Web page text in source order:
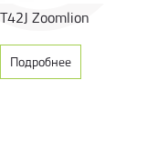
управление.
Zoomlion
Подробнее